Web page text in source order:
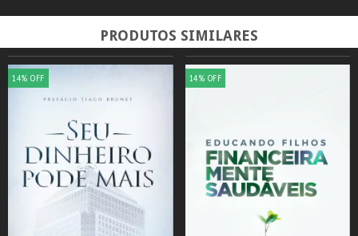
PRODUTOS SIMILARES
14% OFF 14% OFF